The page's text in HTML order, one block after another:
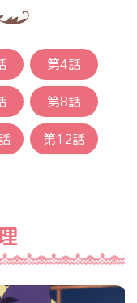
第4話
第8話
第12話